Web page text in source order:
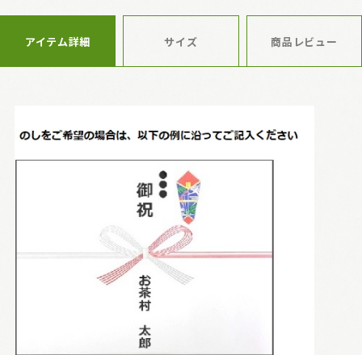
アイテム詳細 サイズ 商品レビュー